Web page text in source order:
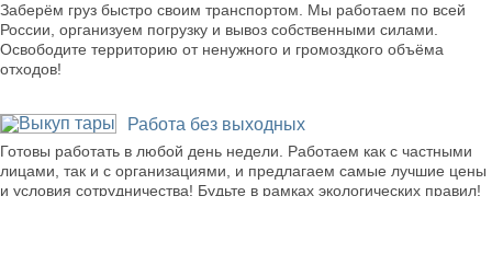
Заберём груз быстро своим транспортом. Мы работаем по всей
России, организуем погрузку и вывоз собственными силами.
Освободите территорию от ненужного и громоздкого объёма
отходов!
Работа без выходных
Готовы работать в любой день недели. Работаем как с частными
лицами, так и с организациями, и предлагаем самые лучшие цены
и условия сотрудничества! Будьте в рамках экологических правил!